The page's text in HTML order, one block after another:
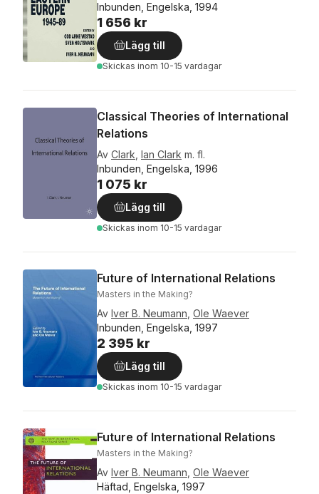
Inbunden, Engelska, 1994
1 656 kr
Lägg till
Skickas inom 10-15 vardagar
Classical Theories of International
Relations
Av Clark Ian Clark m. fl.
Inbunden, Engelska, 1996
1 075 kr
Lägg till
Skickas inom 10-15 vardagar
Future of International Relations
Masters in the Making?
Av Iver B. Neumann Ole Waever
Inbunden, Engelska, 1997
2 395 kr
Lägg till
Skickas inom 10-15 vardagar
Future of International Relations
Masters in the Making?
Av Iver B. Neumann Ole Waever
Häftad, Engelska, 1997